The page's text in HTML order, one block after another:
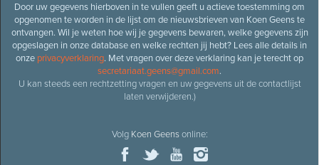
Door uw gegevens hierboven in te vullen geeft u actieve toestemming om
opgenomen te worden in de lijst om de nieuwsbrieven van Koen Geens te
ontvangen. Wil je weten hoe wij je gegevens bewaren, welke gegevens zijn
opgeslagen in onze database en welke rechten jij hebt? Lees alle details in
onze privacyverklaring. Met vragen over deze verklaring kan je terecht op
secretariaat.geens@gmail.com.
U kan steeds een rechtzetting vragen en uw gegevens uit de contactlijst
laten verwijderen.)
Volg Koen Geensonline: